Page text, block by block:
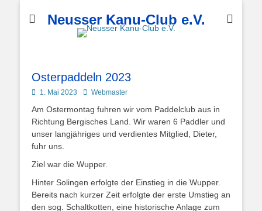
Neusser Kanu-Club e.V.
Osterpaddeln 2023
Posted
1. Mai 2023 AutorWebmaster
Am Ostermontag fuhren wir vom Paddelclub aus in
Richtung Bergisches Land. Wir waren 6 Paddler und
unser langjähriges und verdientes Mitglied, Dieter,
fuhr uns.
Ziel war die Wupper.
Hinter Solingen erfolgte der Einstieg in die Wupper.
Bereits nach kurzer Zeit erfolgte der erste Umstieg an
den sog. Schaltkotten, eine historische Anlage zum